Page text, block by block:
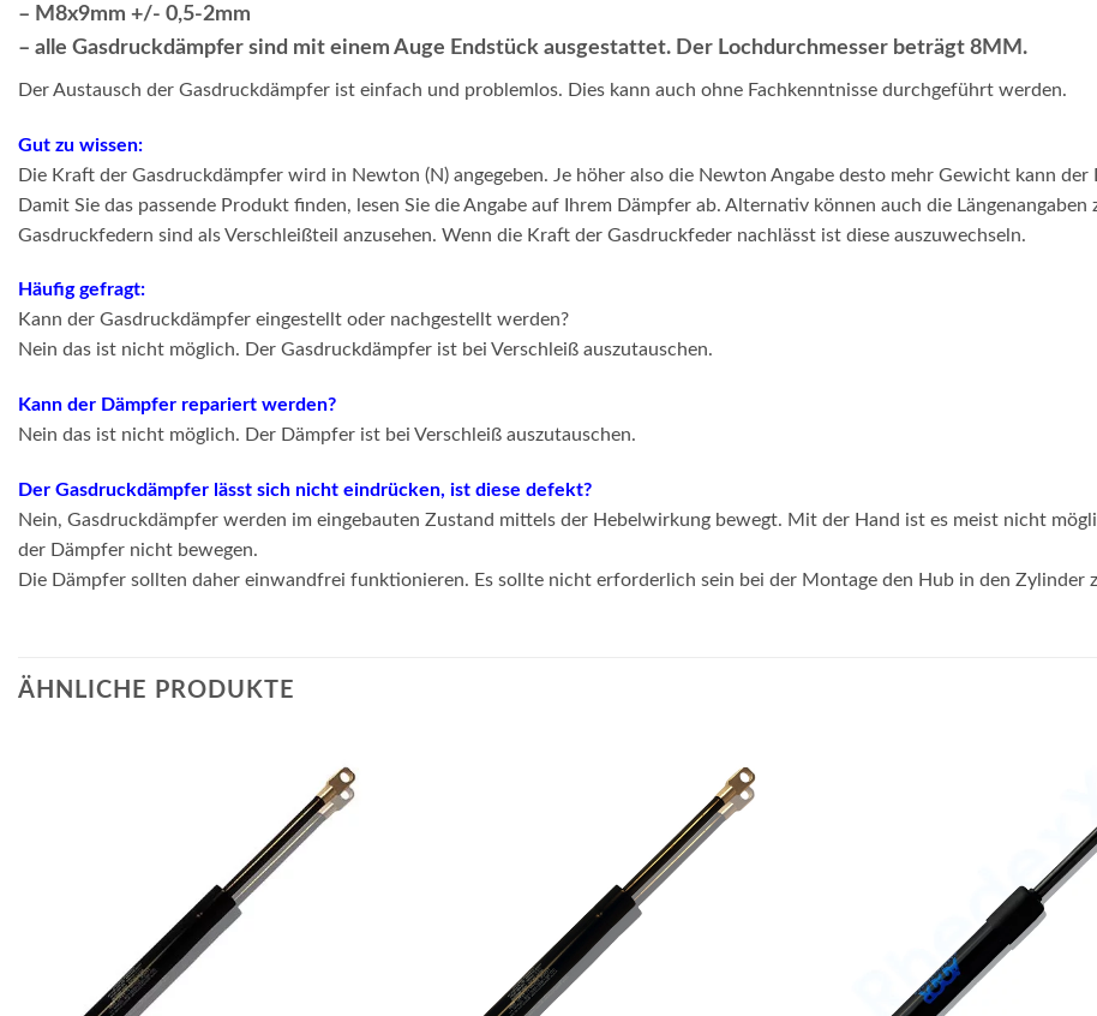
– M8x9mm +/- 0,5-2mm
– alle Gasdruckdämpfer sind mit einem Auge Endstück ausgestattet. Der Lochdurchmesser beträgt 8MM.
Der Austausch der Gasdruckdämpfer ist einfach und problemlos. Dies kann auch ohne Fachkenntnisse durchgeführt werden.
Gut zu wissen:
Die Kraft der Gasdruckdämpfer wird in Newton (N) angegeben. Je höher also die Newton Angabe desto mehr Gewicht kann der
Damit Sie das passende Produkt finden, lesen Sie die Angabe auf Ihrem Dämpfer ab. Alternativ können auch die Längenangaben
Gasdruckfedern sind als Verschleißteil anzusehen. Wenn die Kraft der Gasdruckfeder nachlässt ist diese auszuwechseln.
Häufig gefragt:
Kann der Gasdruckdämpfer eingestellt oder nachgestellt werden?
Nein das ist nicht möglich. Der Gasdruckdämpfer ist bei Verschleiß auszutauschen.
Kann der Dämpfer repariert werden?
Nein das ist nicht möglich. Der Dämpfer ist bei Verschleiß auszutauschen.
Der Gasdruckdämpfer lässt sich nicht eindrücken, ist diese defekt?
Nein, Gasdruckdämpfer werden im eingebauten Zustand mittels der Hebelwirkung bewegt. Mit der Hand ist es meist nicht
der Dämpfer nicht bewegen.
Die Dämpfer sollten daher einwandfrei funktionieren. Es sollte nicht erforderlich sein bei der Montage den Hub in den Zylinder
ÄHNLICHE PRODUKTE